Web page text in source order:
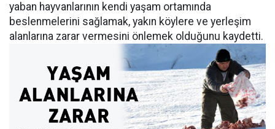
yaban hayvanlarının kendi yaşam ortamında
beslenmelerini sağlamak, yakın köylere ve yerleşim
alanlarına zarar vermesini önlemek olduğunu kaydetti.